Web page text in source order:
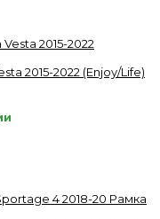
2015-2022 (Enjoy/Life)